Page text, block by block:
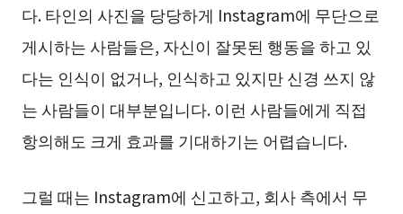
다. 타인의 사진을 당당하게 Instagram에 무단으로
게시하는 사람들은, 자신이 잘못된 행동을 하고 있
다는 인식이 없거나, 인식하고 있지만 신경 쓰지 않
는 사람들이 대부분입니다. 이런 사람들에게 직접
항의해도 크게 효과를 기대하기는 어렵습니다.
그럴 때는 Instagram에 신고하고, 회사 측에서 무